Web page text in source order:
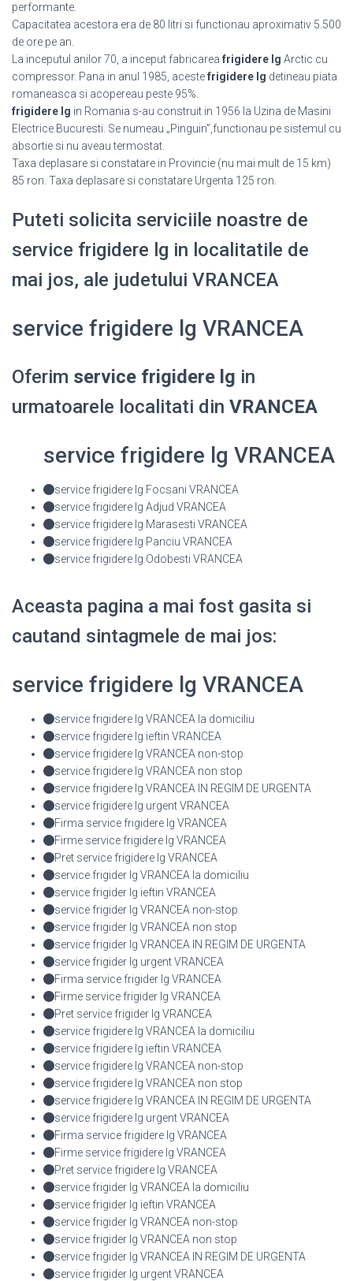
performante.
Capacitatea acestora era de 80 litri si functionau aproximativ 5.500
de ore pe an.
La inceputul anilor 70, a inceput fabricarea frigidere lg Arctic cu
compressor. Pana in anul 1985, acestefrigidere lg detineau piata
romaneasca si acopereau peste 95%.
frigidere lg in Romania s-au construit in 1956 la Uzina de Masini
Electrice Bucuresti. Se numeau „Pinguin”,functionau pe sistemul cu
absortie si nu aveau termostat.
Taxa deplasare si constatare in Provincie (nu mai mult de 15 km)
85 ron. Taxa deplasare si constatare Urgenta 125 ron.
Puteti solicita serviciile noastre de
service frigidere lg in localitatile de
mai jos, ale judetului VRANCEA
service frigidere lg VRANCEA
Oferim service frigidere lg in
urmatoarele localitati din VRANCEA
service frigidere lg VRANCEA
service frigidere lg Focsani VRANCEA
service frigidere lg Adjud VRANCEA
service frigidere lg Marasesti VRANCEA
service frigidere lg Panciu VRANCEA
service frigidere lg Odobesti VRANCEA
Aceasta pagina a mai fost gasita si
cautand sintagmele de mai jos:
service frigidere lg VRANCEA
service frigidere lg VRANCEA la domiciliu
service frigidere lg ieftin VRANCEA
service frigidere lg VRANCEA non-stop
service frigidere lg VRANCEA non stop
service frigidere lg VRANCEA IN REGIM DE URGENTA
service frigidere lg urgent VRANCEA
Firma service frigidere lg VRANCEA
Firme service frigidere lg VRANCEA
Pret service frigidere lg VRANCEA
service frigider lg VRANCEA la domiciliu
service frigider lg ieftin VRANCEA
service frigider lg VRANCEA non-stop
service frigider lg VRANCEA non stop
service frigider lg VRANCEA IN REGIM DE URGENTA
service frigider lg urgent VRANCEA
Firma service frigider lg VRANCEA
Firme service frigider lg VRANCEA
Pret service frigider lg VRANCEA
service frigidere lg VRANCEA la domiciliu
service frigidere lg ieftin VRANCEA
service frigidere lg VRANCEA non-stop
service frigidere lg VRANCEA non stop
service frigidere lg VRANCEA IN REGIM DE URGENTA
service frigidere lg urgent VRANCEA
Firma service frigidere lg VRANCEA
Firme service frigidere lg VRANCEA
Pret service frigidere lg VRANCEA
service frigider lg VRANCEA la domiciliu
service frigider lg ieftin VRANCEA
service frigider lg VRANCEA non-stop
service frigider lg VRANCEA non stop
service frigider lg VRANCEA IN REGIM DE URGENTA
service frigider lg urgent VRANCEA